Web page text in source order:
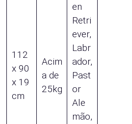
112
x 90
x 19
cm
Acim
a de
25kg
en
Retri
ever,
Labr
ador,
Past
or
Ale
mão,